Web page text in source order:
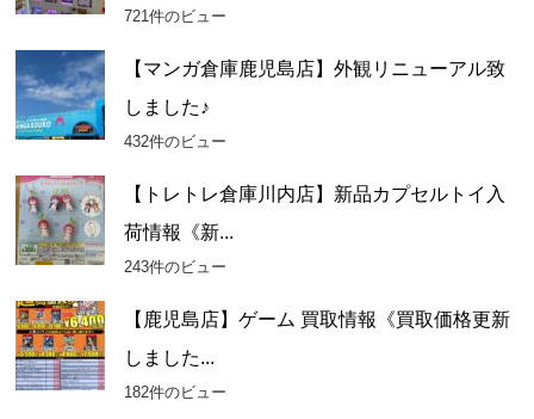
721件のビュー
【マンガ倉庫鹿児島店】外観リニューアル致
しました♪
432件のビュー
【トレトレ倉庫川内店】新品カプセルトイ入
荷情報《新...
243件のビュー
【鹿児島店】ゲーム 買取情報《買取価格更新
しました...
182件のビュー